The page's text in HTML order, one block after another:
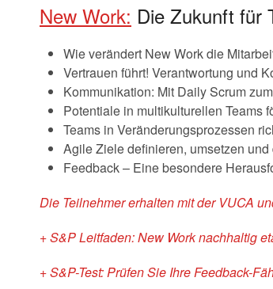
New Work: Die Zukunft für
Wie verändert New Work die
Vertrauen führt! Verantwortung und
Kommunikation: Mit Daily Scrum
Potentiale in multikulturellen Teams
Teams in Veränderungsprozessen
Agile Ziele definieren, umsetzen
Feedback – Eine besondere
Die Teilnehmer erhalten mit der VUCA
+ S&P Leitfaden: New Work nachhaltig
+ S&P-Test: Prüfen Sie Ihre Feedback-